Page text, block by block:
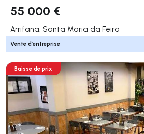
55 000 €
Arrifana, Santa Maria da Feira
Vente d’entreprise
Baisse de prix